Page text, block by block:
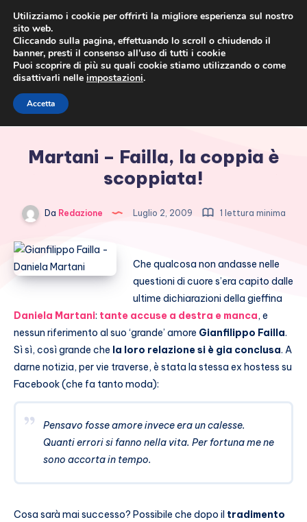
Martani – Failla, la coppia è
scoppiata!
Da Redazione Luglio 2, 2009 1 lettura minima
Che qualcosa non andasse nelle
questioni di cuore s’era capito dalle
ultime dichiarazioni della gieffina
Daniela Martani: tante accuse a destra e manca, e
nessun riferimento al suo ‘grande’ amore Gianfilippo Failla.
Sì sì, così grande che la loro relazione si è gia conclusa. A
darne notizia, per vie traverse, è stata la stessa ex hostess su
Facebook (che fa tanto moda):
Pensavo fosse amore invece era un calesse.
Quanti errori si fanno nella vita. Per fortuna me ne
sono accorta in tempo.
Cosa sarà mai successo? Possibile che dopo il tradimento
Utilizziamo i cookie per offrirti la migliore esperienza sul nostro
sito web.
Cliccando sulla pagina, effettuando lo scroll o chiudendo il
banner, presti il consenso all’uso di tutti i cookie
Puoi scoprire di più su quali cookie stiamo utilizzando o come
disattivarli nelle impostazioni.
Accetta